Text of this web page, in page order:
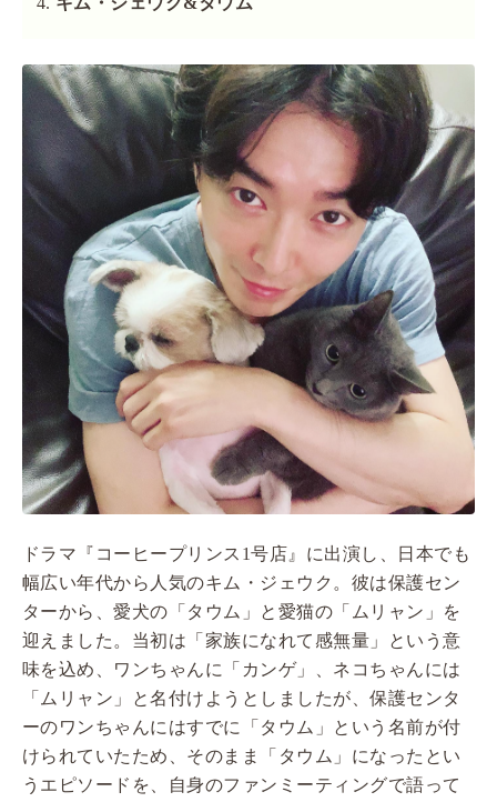
ドラマ『コーヒープリンス1号店』に出演し、日本でも
幅広い年代から人気のキム・ジェウク。彼は保護セン
ターから、愛犬の「タウム」と愛猫の「ムリャン」を
迎えました。当初は「家族になれて感無量」という意
味を込め、ワンちゃんに「カンゲ」、ネコちゃんには
「ムリャン」と名付けようとしましたが、保護センタ
ーのワンちゃんにはすでに「タウム」という名前が付
けられていたため、そのまま「タウム」になったとい
うエピソードを、自身のファンミーティングで語って